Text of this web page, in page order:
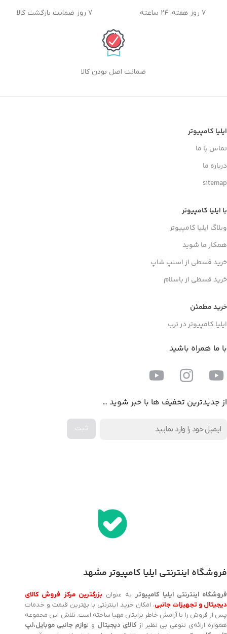
۷ روز هفته، ۲۴ ساعته 7 روز ضمانت بازگشت کالا
ضمانت اصل بودن کالا
ایلیا کامپیوتر
تماس با ما
درباره ما
sitemap
با ایلیا کامپیوتر
وبلاگ ایلیا کامپیوتر
همکار ما شوید
خرید قسطی از اسنپ شاپ
خرید قسطی از باسلام
خرید مطمئن
ایلیا کامپیوتر در ترب
با ما همراه باشید
از جدیدترین تخفیف ها با خبر شوید …
فروشگاه اینترنتی ایلیا کامپیوتر مشهد
فروشگاه اینترنتی ایلیا کامپیوتر به عنوان بزرگترین مرکز فروش کالای
دیجیتال و تجهیزات جانبی، امکان خرید اینترنتی با بهترین قیمت و خدمات
پس از فروش را با آرامش خاطر برایتان مهیا ساخته است. تلاش این مجموعه
همواره ارائه‌ی تنوعی بی نظیر ازکالای دیجیتال و لوازم جانبی موبایل،لپ